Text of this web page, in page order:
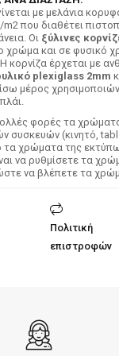
με μελάνια
που διαθέτει
Οι ξύλινες
χρώμα και σε φυσικό
κορνίζα έρχεται με
plexiglass 2mm
μέρος
φορές τα
συσκευών (κινητό,
τα χρώματα της
να ρυθμίσετε τα
να βλέπετε τα
Πολιτική
επιστροφών